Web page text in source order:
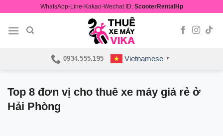
content
WhatsApp-Line-Kakao-Wechat ID: ScooterRentalHp
0934.555.195 Vietnamese ▼
Top 8 đơn vị cho thuê xe máy giá rẻ ở
Hải Phòng